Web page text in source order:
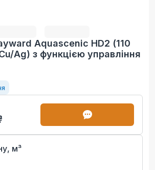
Aquascenic HD2 (110
Cu/Ag) з функцією управління
м³